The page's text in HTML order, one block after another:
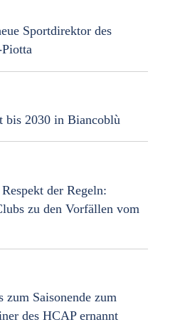
Sportdirektor des
bis 2030 in Biancoblù
der Regeln:
zu den Vorfällen vom
zum Saisonende zum
des HCAP ernannt